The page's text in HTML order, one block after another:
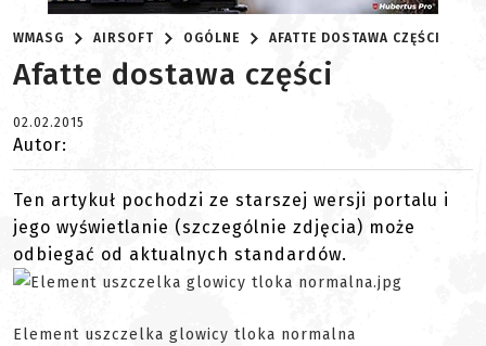
WMASG AIRSOFT OGÓLNE AFATTE DOSTAWA CZĘŚCI
Afatte dostawa części
02.02.2015
Autor:
Ten artykuł pochodzi ze starszej wersji portalu i
jego wyświetlanie (szczególnie zdjęcia) może
odbiegać od aktualnych standardów.
Element uszczelka glowicy tloka normalna